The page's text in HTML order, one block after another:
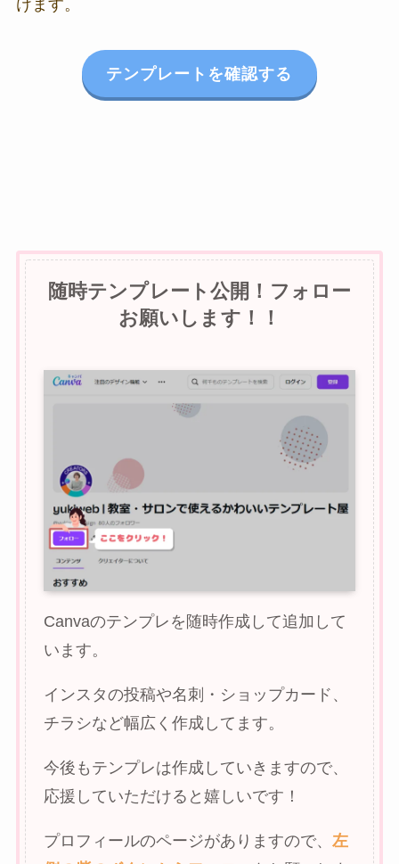
けます。
テンプレートを確認する
随時テンプレート公開！フォロー
お願いします！！
Canvaのテンプレを随時作成して追加して
います。
インスタの投稿や名刺・ショップカード、
チラシなど幅広く作成してます。
今後もテンプレは作成していきますので、
応援していただけると嬉しいです！
プロフィールのページがありますので、 左